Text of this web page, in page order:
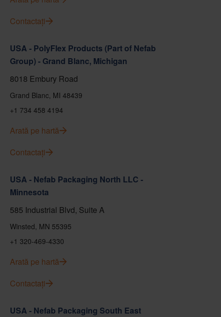
Contactați
USA - PolyFlex Products (Part of Nefab
Group) - Grand Blanc, Michigan
8018 Embury Road
Grand Blanc, MI 48439
+1 734 458 4194
Arată pe hartă
Contactați
USA - Nefab Packaging North LLC -
Minnesota
585 Industrial Blvd, Suite A
Winsted, MN 55395
+1 320-469-4330
Arată pe hartă
Contactați
USA - Nefab Packaging South East